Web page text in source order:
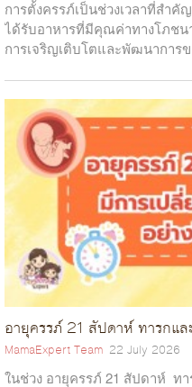
ล้านความรู้สึกกับภาพการตรว
MamaExpert Team 21 May 2021
ล้านความรู้สึกกับภาพการตรวจ
ไหมเอ่ย? แอดมินจะพาย้อนวัน
ๆ อย่างเราได้ตรวจการตั้งครร
ว่าเ...
เด็กแรกเกิดกินนมกี่ออน ควร
MamaExpert Team 19 December
เด็กแรกเกิดกินนมกี่ออน สำหรั
ยังไม่ทราบว่า เด็กแรกเกิดกินนม
นม อย่างไรถึงจะถูกต้อง พร้อม
เรามีคำต...
7 อาหารแคลเซียมสูง สำหรับ
ฟัน
MamaExpert Team 26 September
อาหารแคลเซียมสูง . . เพราะแ
เด็ก แคลเชียมจะช่วยบำรุงกร
เจริญเติบโตสมวัย อาหารที่มีแค
กับลูกได้...
การตั้งครรภ์เป็นช่วงเวลาที่สำ
ได้รับอาหารที่มีคุณค่าทางโภชน
การเจริญเติบโตและพัฒนาการ
อายุครรภ์ 21 สัปดาห์ ทารกแ
MamaExpert Team 22 July 2026
ในช่วง อายุครรภ์ 21 สัปดาห์ ท